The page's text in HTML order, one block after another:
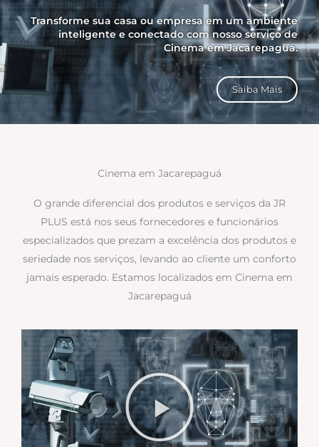
Transforme sua casa ou empresa em um ambiente
inteligente e conectado com nosso serviço de
Cinema em Jacarepaguá.
Saiba Mais
Cinema em Jacarepaguá
O grande diferencial dos produtos e serviços da JR
PLUS está nos seus fornecedores e funcionários
especializados que prezam a excelência dos produtos e
seriedade nos serviços, levando ao cliente um conforto
jamais esperado. Estamos localizados em Cinema em
Jacarepaguá